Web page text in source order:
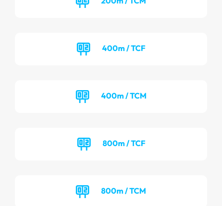
400m / TCF
400m / TCM
800m / TCF
800m / TCM